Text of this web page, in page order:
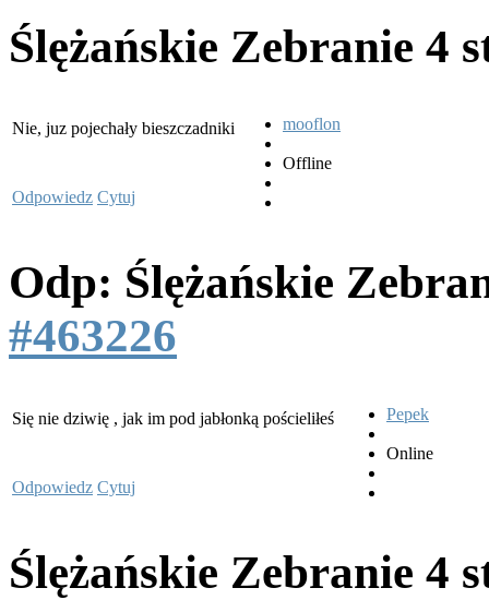
Ślężańskie Zebranie 4
Nie, juz pojechały bieszczadniki mooflon
Offline
Odpowiedz Cytuj
Odp: Ślężańskie
#463226
Się nie dziwię , jak im pod jabłonką pościeliłeś Pepek
Online
Odpowiedz Cytuj
Ślężańskie Zebranie 4